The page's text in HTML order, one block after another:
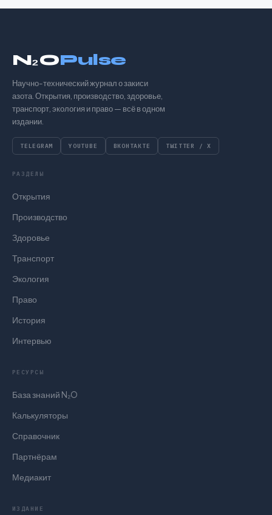
N₂OPulse
Научно-технический журнал о закиси
азота. Открытия, производство, здоровье,
транспорт, экология и право — всё в одном
издании.
TELEGRAM YOUTUBE ВКОНТАКТЕ TWITTER / X
РАЗДЕЛЫ
Открытия
Производство
Здоровье
Транспорт
Экология
Право
История
Интервью
РЕСУРСЫ
База знаний N₂O
Калькуляторы
Справочник
Партнёрам
Медиакит
ИЗДАНИЕ